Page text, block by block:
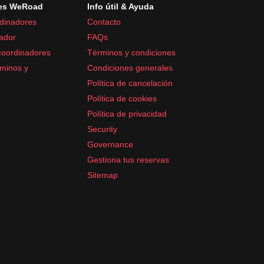
WeRoad
y
Info útil & Ayuda
Contacto
FAQs
Términos y condiciones
Condiciones generales
Política de cancelación
Política de cookies
Política de privacidad
Security
Governance
Gestiona tus reservas
Sitemap